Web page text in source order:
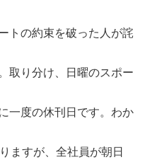
トの約束を破った人が詫
取り分け、日曜のスポー
一度の休刊日です。わか
ますが、全社員が朝日